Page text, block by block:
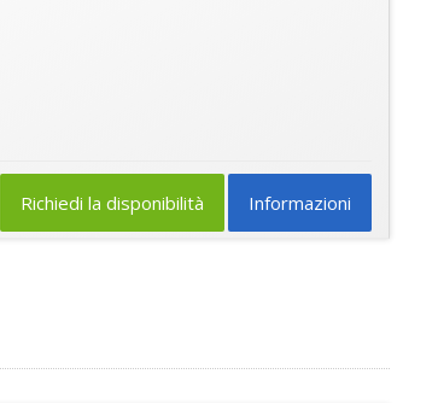
Informazioni
Richiedi la disponibilità